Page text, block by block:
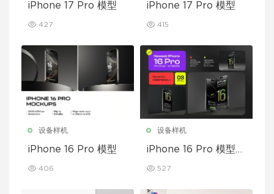
iPhone 17 Pro 模型
427
iPhone 17 Pro 模型
415
设备样机
iPhone 16 Pro 模型
406
设备样机
iPhone 16 Pro 模型套
527